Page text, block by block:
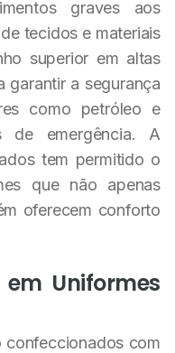
graves aos
tecidos e materiais
superior em altas
garantir a segurança
como petróleo e
de emergência. A
tem permitido o
que não apenas
oferecem conforto
Uniformes
confeccionados com